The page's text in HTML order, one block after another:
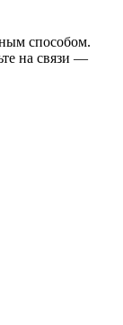
способом.
на связи —